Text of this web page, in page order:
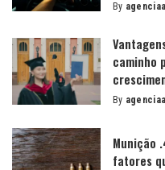
Posted
By
caminho
Posted
By
Munição
fatores